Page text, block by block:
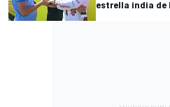
estrella india de